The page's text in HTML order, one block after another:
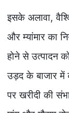
इसके अलावा,
और म्यांमार का
होने से उत्पादन
उड़द के बाजार
पर खरीदी की